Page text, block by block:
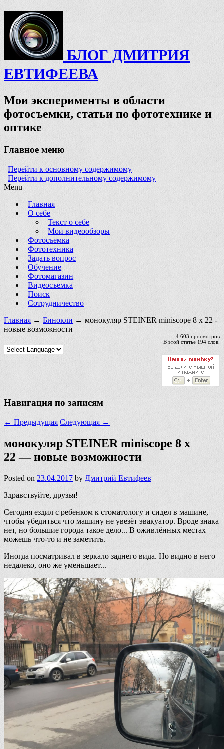
БЛОГ ДМИТРИЯ
ЕВТИФЕЕВА
Мои эксперименты в области
фотосъемки, статьи по фототехнике и
оптике
Главное меню
Перейти к основному содержимому
Перейти к дополнительному содержимому
Menu
Главная
О себе
Текст о себе
Мои видеообзоры
Фотосъемка
Фототехника
Задать вопрос
Обучение
Фотомагазин
Видеосъемка
Поиск
Сотрудничество
Главная → Бинокли → монокуляр STEINER miniscope 8 x 22 -
новые возможности
4 603 просмотров
В этой статье 194 слов.
Навигация по записям
← Предыдущая Следующая →
монокуляр STEINER miniscope 8 x
22 — новые возможности
Posted on 23.04.2017 by Дмитрий Евтифеев
Здравствуйте, друзья!
Сегодня ездил с ребенком к стоматологу и сидел в машине,
чтобы убедиться что машину не увезёт эвакуатор. Вроде знака
нет, но большие города такое дело... В оживлённых местах
можешь что-то и не заметить.
Иногда посматривал в зеркало заднего вида. Но видно в него
недалеко, оно же уменьшает...